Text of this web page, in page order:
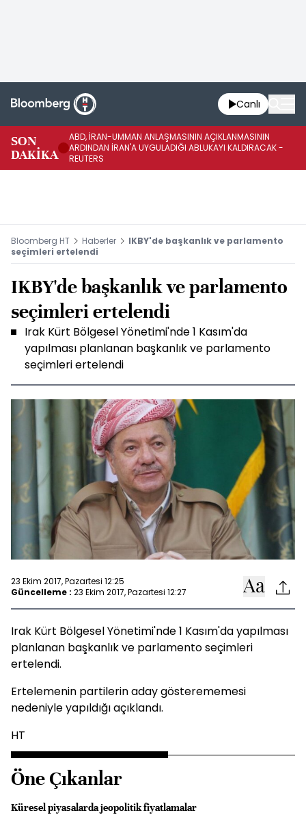
Canlı
SON
DAKİKA
ABD, İRAN-UMMAN ANLAŞMASININ AÇIKLANMASININ
ARDINDAN İRAN'A UYGULADIĞI ABLUKAYI KALDIRACAK -
REUTERS
Bloomberg HT Haberler
IKBY'de başkanlık ve parlamento
seçimleri ertelendi
IKBY'de başkanlık ve parlamento
seçimleri ertelendi
Irak Kürt Bölgesel Yönetimi'nde 1 Kasım'da
yapılması planlanan başkanlık ve parlamento
seçimleri ertelendi
23 Ekim 2017, Pazartesi 12:25
Güncelleme : 23 Ekim 2017, Pazartesi 12:27
Irak Kürt Bölgesel Yönetimi'nde 1 Kasım'da yapılması
planlanan başkanlık ve parlamento seçimleri
ertelendi.
Ertelemenin partilerin aday gösterememesi
nedeniyle yapıldığı açıklandı.
HT
Öne Çıkanlar
Küresel piyasalarda jeopolitik fiyatlamalar